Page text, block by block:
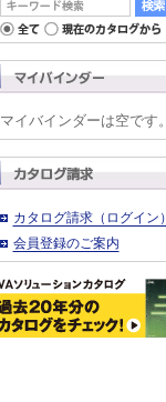
マイバインダーは空です。
カタログ請求（ログイン）
会員登録のご案内